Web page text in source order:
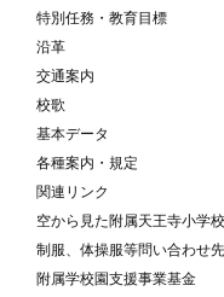
特別任務・教育目標
沿革
交通案内
校歌
基本データ
各種案内・規定
関連リンク
空から見た附属天王寺小学校
制服、体操服等問い合わせ先
附属学校園支援事業基金